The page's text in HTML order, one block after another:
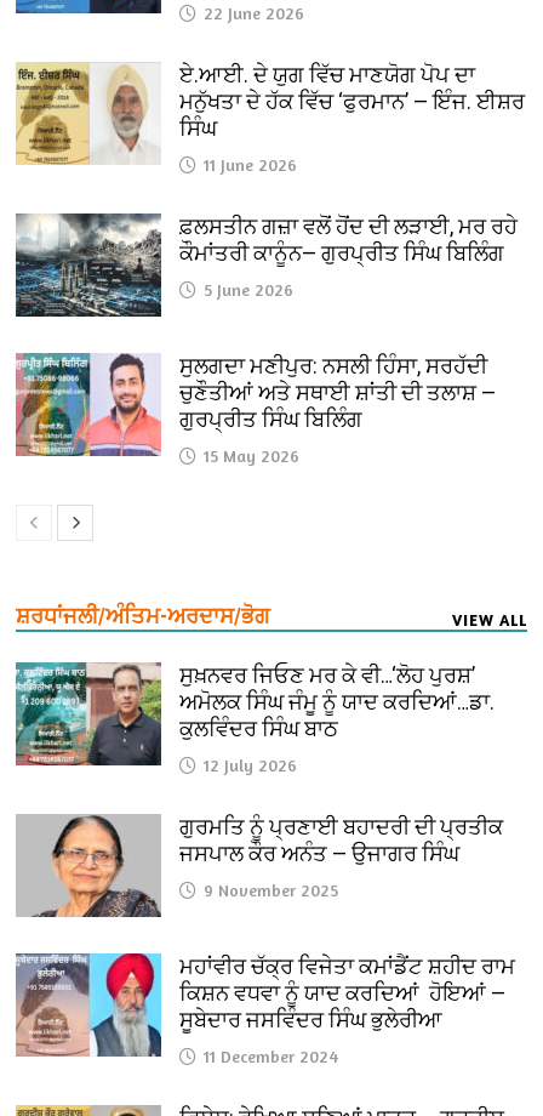
22 June 2026
ਏ.ਆਈ. ਦੇ ਯੁਗ ਵਿੱਚ ਮਾਣਯੋਗ ਪੋਪ ਦਾ
ਮਨੁੱਖਤਾ ਦੇ ਹੱਕ ਵਿੱਚ ‘ਫੁਰਮਾਨ’ — ਇੰਜ. ਈਸ਼ਰ
ਸਿੰਘ
11 June 2026
ਫ਼ਲਸਤੀਨ ਗਜ਼ਾ ਵਲੋਂ ਹੋਂਦ ਦੀ ਲੜਾਈ, ਮਰ ਰਹੇ
ਕੌਮਾਂਤਰੀ ਕਾਨੂੰਨ— ਗੁਰਪ੍ਰੀਤ ਸਿੰਘ ਬਿਲਿੰਗ
5 June 2026
ਸੁਲਗਦਾ ਮਣੀਪੁਰ: ਨਸਲੀ ਹਿੰਸਾ, ਸਰਹੱਦੀ
ਚੁਣੌਤੀਆਂ ਅਤੇ ਸਥਾਈ ਸ਼ਾਂਤੀ ਦੀ ਤਲਾਸ਼ —
ਗੁਰਪ੍ਰੀਤ ਸਿੰਘ ਬਿਲਿੰਗ
15 May 2026
ਸ਼ਰਧਾਂਜਲੀ/ਅੰਤਿਮ-ਅਰਦਾਸ/ਭੋਗ VIEW ALL
ਸੁਖ਼ਨਵਰ ਜਿਓਣ ਮਰ ਕੇ ਵੀ…‘ਲੋਹ ਪੁਰਸ਼’
ਅਮੋਲਕ ਸਿੰਘ ਜੰਮੂ ਨੂੰ ਯਾਦ ਕਰਦਿਆਂ…ਡਾ.
ਕੁਲਵਿੰਦਰ ਸਿੰਘ ਬਾਠ
12 July 2026
ਗੁਰਮਤਿ ਨੂੰ ਪ੍ਰਣਾਈ ਬਹਾਦਰੀ ਦੀ ਪ੍ਰਤੀਕ
ਜਸਪਾਲ ਕੌਰ ਅਨੰਤ — ਉਜਾਗਰ ਸਿੰਘ
9 November 2025
ਮਹਾਂਵੀਰ ਚੱਕ੍ਰ ਵਿਜੇਤਾ ਕਮਾਂਡੈਂਟ ਸ਼ਹੀਦ ਰਾਮ
ਕਿਸ਼ਨ ਵਧਵਾ ਨੂੰ ਯਾਦ ਕਰਦਿਆਂ ਹੋਇਆਂ —
ਸੂਬੇਦਾਰ ਜਸਵਿੰਦਰ ਸਿੰਘ ਭੁਲੇਰੀਆ
11 December 2024